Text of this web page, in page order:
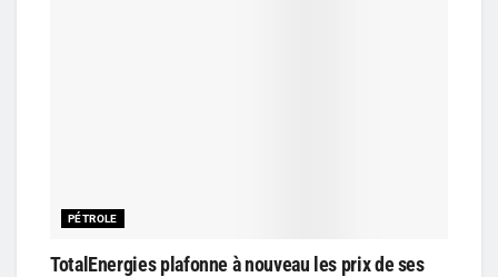
PÉTROLE
TotalEnergies plafonne à nouveau les prix de ses